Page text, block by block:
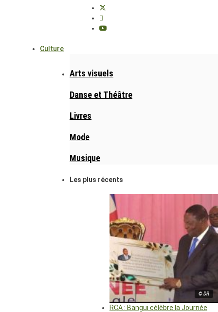
Culture
Arts visuels
Danse et Théâtre
Livres
Mode
Musique
Les plus récents
© DR
RCA : Bangui célèbre la Journée